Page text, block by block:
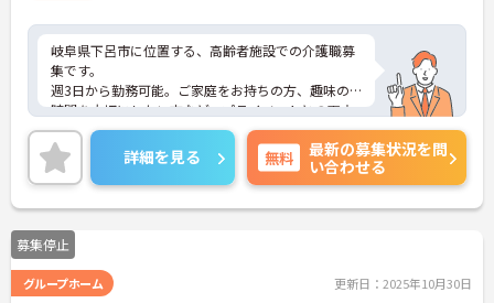
岐阜県下呂市に位置する、高齢者施設での介護職募
集です。
週3日から勤務可能。ご家庭をお持ちの方、趣味の
時間を大切にしたい方など、プライベートとの両立
を重視する方も安心です。
資格や実務経験はなくてもOK！現場で働きながら経
験を積んでいくことができます。
ご興味ある方には、面接対策ポイントなど、さらに
詳細をお話しいたしますのでお気軽にご相談くださ
い。
詳細を見る 無料
最新の募集状況を問
い合わせる
募集停止
グループホーム 更新日：2025年10月30日